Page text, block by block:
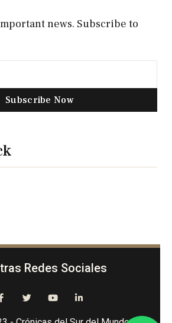
news. Subscribe to
Subscribe Now
Redes Sociales